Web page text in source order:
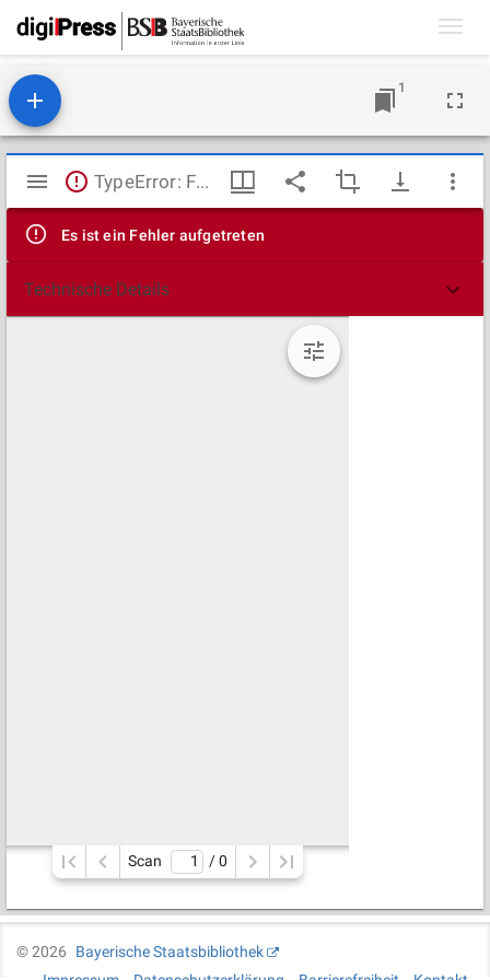
1
Mirador
Viewer
TypeError: Failed to fetch
Es ist ein Fehler aufgetreten
Technische Details
Scan / 0
©2026
Bayerische Staatsbibliothek